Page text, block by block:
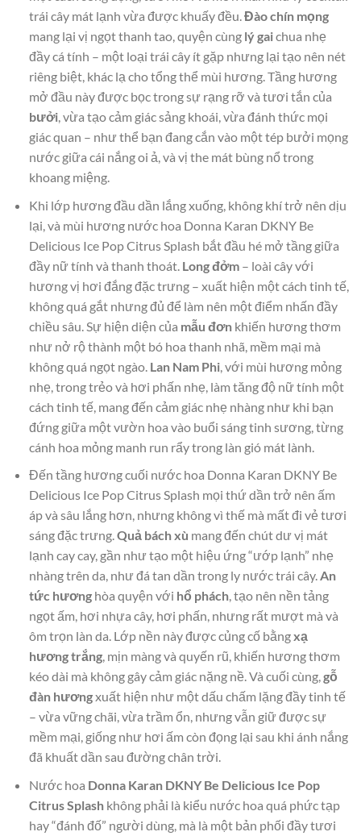
trái cây mát lạnh vừa được khuấy đều.Đào chín mọng
mang lại vị ngọt thanh tao, quyện cùng lý gaichua nhẹ
đầy cá tính – một loại trái cây ít gặp nhưng lại tạo nên nét
riêng biệt, khác lạ cho tổng thể mùi hương. Tầng hương
mở đầu này được bọc trong sự rạng rỡ và tươi tắn của
bưởi, vừa tạo cảm giác sảng khoái, vừa đánh thức mọi
giác quan – như thể bạn đang cắn vào một tép bưởi mọng
nước giữa cái nắng oi ả, và vị the mát bùng nổ trong
khoang miệng.
Khi lớp hương đầu dần lắng xuống, không khí trở nên dịu
lại, và mùi hương nước hoa Donna Karan DKNY Be
Delicious Ice Pop Citrus Splash bắt đầu hé mở tầng giữa
đầy nữ tính và thanh thoát. Long đởm– loài cây với
hương vị hơi đắng đặc trưng – xuất hiện một cách tinh tế,
không quá gắt nhưng đủ để làm nên một điểm nhấn đầy
chiều sâu. Sự hiện diện của mẫu đơnkhiến hương thơm
như nở rộ thành một bó hoa thanh nhã, mềm mại mà
không quá ngọt ngào. Lan Nam Phi, với mùi hương mỏng
nhẹ, trong trẻo và hơi phấn nhẹ, làm tăng độ nữ tính một
cách tinh tế, mang đến cảm giác nhẹ nhàng như khi bạn
đứng giữa một vườn hoa vào buổi sáng tinh sương, từng
cánh hoa mỏng manh run rẩy trong làn gió mát lành.
Đến tầng hương cuối nước hoa Donna Karan DKNY Be
Delicious Ice Pop Citrus Splash mọi thứ dần trở nên ấm
áp và sâu lắng hơn, nhưng không vì thế mà mất đi vẻ tươi
sáng đặc trưng.Quả bách xù mang đến chút dư vị mát
lạnh cay cay, gần như tạo một hiệu ứng “ướp lạnh” nhẹ
nhàng trên da, như đá tan dần trong ly nước trái cây.An
tức hươnghòa quyện với hổ phách, tạo nên nền tảng
ngọt ấm, hơi nhựa cây, hơi phấn, nhưng rất mượt mà và
ôm trọn làn da. Lớp nền này được củng cố bằngxạ
hương trắng, mịn màng và quyến rũ, khiến hương thơm
kéo dài mà không gây cảm giác nặng nề. Và cuối cùng,gỗ
đàn hươngxuất hiện như một dấu chấm lặng đầy tinh tế
– vừa vững chãi, vừa trầm ổn, nhưng vẫn giữ được sự
mềm mại, giống như hơi ấm còn đọng lại sau khi ánh nắng
đã khuất dần sau đường chân trời.
Nước hoa Donna Karan DKNY Be Delicious Ice Pop
Citrus Splashkhông phải là kiểu nước hoa quá phức tạp
hay “đánh đố” người dùng, mà là một bản phối đầy tươi